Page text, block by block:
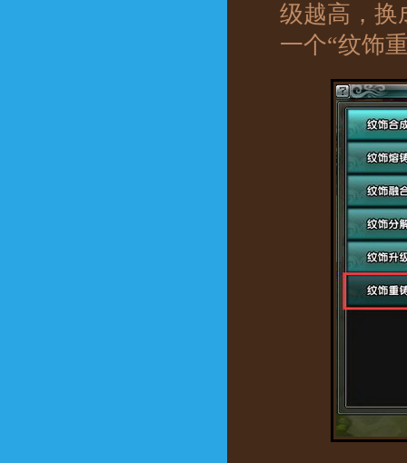
级越高，换
一个“纹饰